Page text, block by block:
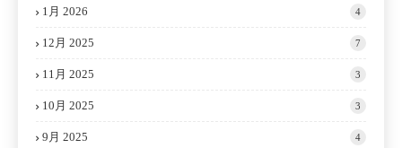
1月 2026 4
12月 2025 7
11月 2025 3
10月 2025 3
9月 2025 4